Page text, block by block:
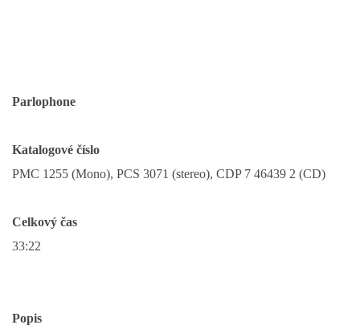
DISKOGRAFIE - EP II
DISKOGRAFIE - ALBA ŘADOVÁ
Parlophone
Katalogové číslo
PMC 1255 (Mono), PCS 3071 (stereo), CDP 7 46439 2 (CD)
Celkový čas
33:22
Popis